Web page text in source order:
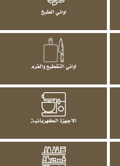
اواني الطبخ
أواني التقطيع والفرم
الاجهزة الكهربائية